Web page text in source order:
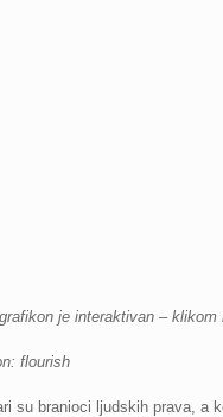
je interaktivan –
flourish
su branioci ljudskih prava, a